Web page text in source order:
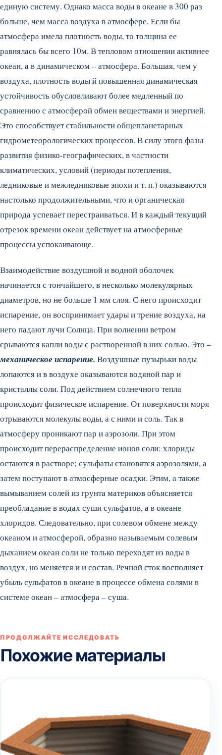
единую систему. Однако масса воды в океане в 300 раз
больше, чем масса воздуха в атмосфере. Если бы
атмосфера имела плотность воды, то толщина ее
равнялась бы всего 10м. В тепловом отношении активнее
океан, а в динамическом – атмосфера. Большая, чем у
воздуха, плотность воды й повышенная динамическая
устойчивость обусловливают более медленный по
сравнению с атмосферой обмен веществами и энергией.
Это способствует стабильности общепланетарных
гидрометеорологических процессов. В силу этого фазы
развития физико-географических, в частности
климатических, условий (периоды потепления,
ледниковые и межледниковые эпохи и т. п.) оказываются
настолько продолжительными, что и органическая
природа успевает перестраиваться. И в каждый текущий
отрезок времени океан действует на атмосферные
процессы успокаивающе.
Взаимодействие воздушной и водной оболочек
начинается с тончайшего, в несколько молекулярных
диаметров, но не больше 1 мм слоя. С него происходит
испарение, он воспринимает удары и трение воздуха, на
него падают лучи Солнца. При волнении ветром
срываются капли воды с растворенной в них солью. Это –
механическое испарение. Воздушные пузырьки воды
лопаются и в воздухе оказываются водяной пар и
кристаллы соли. Под действием солнечного тепла
происходит физическое испарение. От поверхности моря
отрываются молекулы воды, а с ними и соль. Так в
атмосферу проникают пар и аэрозоли. При этом
происходит перераспределение ионов соли: хлориды
остаются в растворе; сульфаты становятся аэрозолями, а
затем поступают в атмосферные осадки. Этим, а также
вымыванием солей из грунта материков объясняется
преобладание в водах суши сульфатов, а в океане
хлоридов. Следовательно, при солевом обмене между
океаном и атмосферой, образно называемым солевым
дыханием океан соли не только переходят из воды в
воздух, но меняется и и состав. Речной сток восполняет
убыль сульфатов в океане в процессе обмена солями в
системе океан – атмосфера – суша.
ПРОДОЛЖАЙТЕ ИССЛЕДОВАТЬ
Похожие материалы